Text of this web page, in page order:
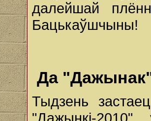
далейшай
Бацькаўшчыны!
Да
Тыдзень